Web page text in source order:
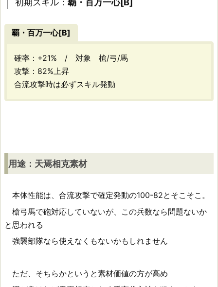
期
ス
キ
ル：
一
心
用
途：
初期スキル： 覇・百万一心[B]
覇・百万一心[B]
確率：+21% / 対象 槍/弓/馬
攻撃：82%上昇
合流攻撃時は必ずスキル発動
用途：天焉相克素材
本体性能は、合流攻撃で確定発動の100-82とそこそこ。
槍弓馬で砲対応していないが、この兵数なら問題ないか
と思われる
強襲部隊なら使えなくもないかもしれません
ただ、そちらかというと素材価値の方が高め